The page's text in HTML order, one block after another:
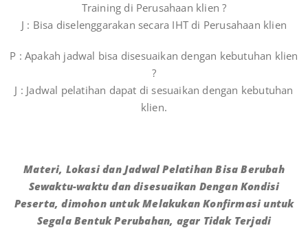
Training di Perusahaan klien ?
J : Bisa diselenggarakan secara IHT di Perusahaan klien
P : Apakah jadwal bisa disesuaikan dengan kebutuhan klien
?
J : Jadwal pelatihan dapat di sesuaikan dengan kebutuhan
klien.
Materi, Lokasi dan Jadwal Pelatihan Bisa Berubah
Sewaktu-waktu dan disesuaikan Dengan Kondisi
Peserta, dimohon untuk Melakukan Konfirmasi untuk
Segala Bentuk Perubahan, agar Tidak Terjadi